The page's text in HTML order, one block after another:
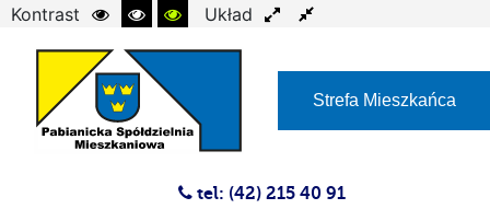
Kontrast
Układ
Strefa Mieszkańca
tel: (42) 215 40 91